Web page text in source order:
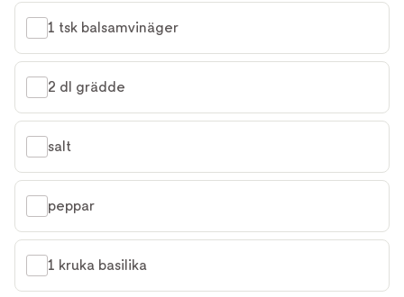
1 tsk balsamvinäger
2 dl grädde
salt
peppar
1 kruka basilika